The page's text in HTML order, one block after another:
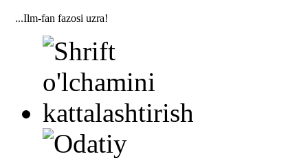
...Ilm-fan fazosi uzra!